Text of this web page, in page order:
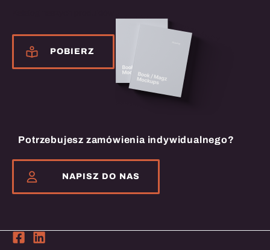
POBIERZ
Potrzebujesz zamówienia indywidualnego?
NAPISZ DO NAS